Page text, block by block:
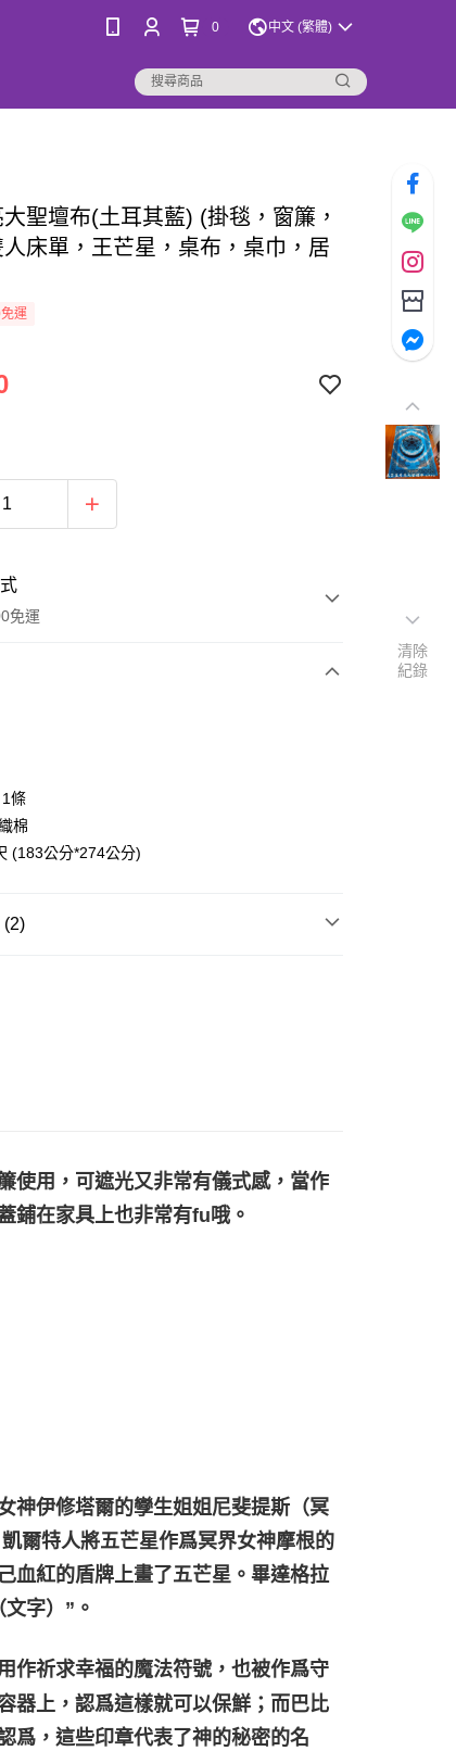
0 中文 (繁體)
聖壇布(土耳其藍) (掛毯，窗簾，
床單，王芒星，桌布，桌巾，居
運
免運
（台灣）
條
棉
(183公分*274公分)
(2)
使用，可遮光又非常有儀式感，當作
鋪在家具上也非常有fu哦。
神伊修塔爾的孿生姐姐尼斐提斯（冥
爾特人將五芒星作爲冥界女神摩根的
血紅的盾牌上畫了五芒星。畢達格拉
字）”。
作祈求幸福的魔法符號，也被作爲守
器上，認爲這樣就可以保鮮；而巴比
爲，這些印章代表了神的秘密的名
清除
紀錄